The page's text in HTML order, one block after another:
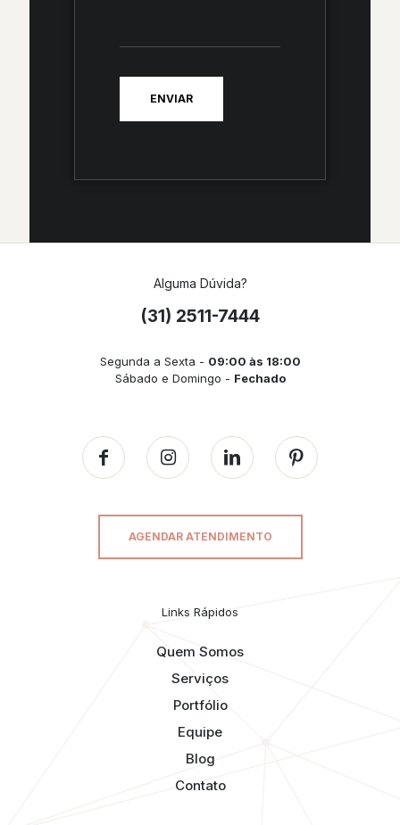
Alguma Dúvida?
(31) 2511-7444
Segunda a Sexta - 09:00 às 18:00
Sábado e Domingo - Fechado
AGENDAR ATENDIMENTO
Links Rápidos
Quem Somos
Serviços
Portfólio
Equipe
Blog
Contato